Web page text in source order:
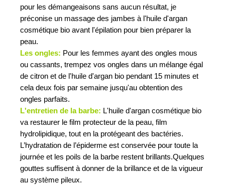
pour les démangeaisons sans aucun résultat, je
préconise un massage des jambes à l'huile d'argan
cosmétique bio avant l'épilation pour bien préparer la
peau.
Les ongles: Pour les femmes ayant des ongles mous
ou cassants, trempez vos ongles dans un mélange égal
de citron et de l'huile d'argan bio pendant 15 minutes et
cela deux fois par semaine jusqu'au obtention des
ongles parfaits.
L'entretien de la barbe: L'huile d'argan cosmétique bio
va restaurer le film protecteur de la peau, film
hydrolipidique, tout en la protégeant des bactéries.
L’hydratation de l’épiderme est conservée pour toute la
journée et les poils de la barbe restent brillants.Quelques
gouttes suffisent à donner de la brillance et de la vigueur
au système pileux.